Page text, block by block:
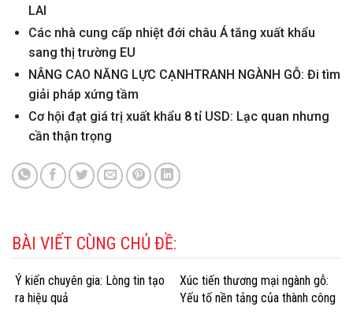
LAI
Các nhà cung cấp nhiệt đới châu Á tăng xuất khẩu
sang thị trường EU
NÂNG CAO NĂNG LỰC CẠNHTRANH NGÀNH GỖ: Đi tìm
giải pháp xứng tầm
Cơ hội đạt giá trị xuất khẩu 8 tỉ USD: Lạc quan nhưng
cần thận trọng
BÀI VIẾT CÙNG CHỦ ĐỀ:
Ý kiến chuyên gia: Lòng tin tạo
ra hiệu quả
Xúc tiến thương mại ngành gỗ:
Yếu tố nền tảng của thành công